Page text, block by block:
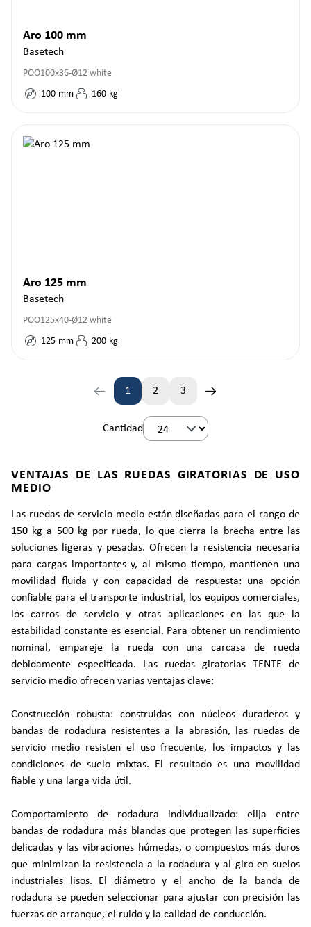
Aro 100 mm
Basetech
POO100x36-Ø12 white
100 mm 160 kg
Aro 125 mm
Basetech
POO125x40-Ø12 white
125 mm 200 kg
Página
1 2
Página
3
Cantidad
VENTAJAS DE LAS RUEDAS GIRATORIAS DE USO
MEDIO
Las ruedas de servicio medio están diseñadas para el rango de
150 kg a 500 kg por rueda, lo que cierra la brecha entre las
soluciones ligeras y pesadas. Ofrecen la resistencia necesaria
para cargas importantes y, al mismo tiempo, mantienen una
movilidad fluida y con capacidad de respuesta: una opción
confiable para el transporte industrial, los equipos comerciales,
los carros de servicio y otras aplicaciones en las que la
estabilidad constante es esencial. Para obtener un rendimiento
nominal, empareje la rueda con una carcasa de rueda
debidamente especificada. Las ruedas giratorias TENTE de
servicio medio ofrecen varias ventajas clave:
Construcción robusta: construidas con núcleos duraderos y
bandas de rodadura resistentes a la abrasión, las ruedas de
servicio medio resisten el uso frecuente, los impactos y las
condiciones de suelo mixtas. El resultado es una movilidad
fiable y una larga vida útil.
Comportamiento de rodadura individualizado: elija entre
bandas de rodadura más blandas que protegen las superficies
delicadas y las vibraciones húmedas, o compuestos más duros
que minimizan la resistencia a la rodadura y al giro en suelos
industriales lisos. El diámetro y el ancho de la banda de
rodadura se pueden seleccionar para ajustar con precisión las
fuerzas de arranque, el ruido y la calidad de conducción.